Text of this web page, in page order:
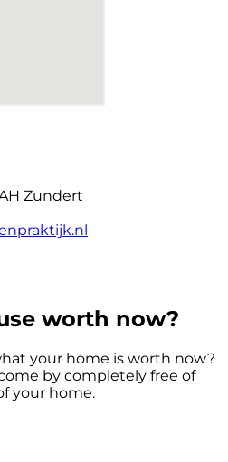
Zundert
worth now?
your home is worth now?
by completely free of
your home.